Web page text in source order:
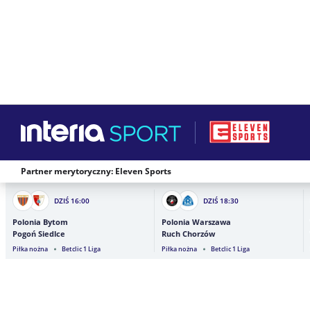
Partner merytoryczny: Eleven Sports
DZIŚ 16:00
Polonia Bytom
Pogoń Siedlce
Piłka nożna Betclic 1 Liga
DZIŚ 18:30
Polonia Warszawa
Ruch Chorzów
Piłka nożna Betclic 1 Liga